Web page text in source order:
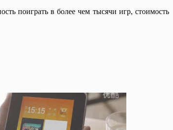
поиграть в более чем тысячи игр, стоимость